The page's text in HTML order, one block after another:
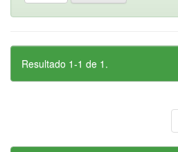
Resultado 1-1 de 1.